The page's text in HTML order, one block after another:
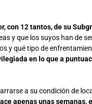
con 12 tantos, de su
y que los suyos han de
y qué tipo de
en lo que a
a su condición de
apenas unas semanas,